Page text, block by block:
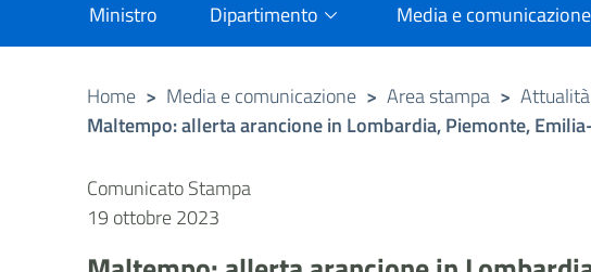
Ministro Dipartimento Media e comunicazione
Home > Media e comunicazione > Area stampa > Attualità
Maltempo: allerta arancione in Lombardia, Piemonte,
Comunicato Stampa
19 ottobre 2023